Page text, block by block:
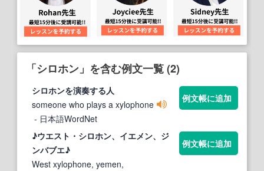
「シロホン」を含む例文一覧 (2)
シロホンを演奏する人
someone who plays a xylophone
- 日本語WordNet
例文帳に追加
♪ウエスト・ シロホン、イエメン、ジ
ンバブエ♪
West xylophone, yemen,
例文帳に追加